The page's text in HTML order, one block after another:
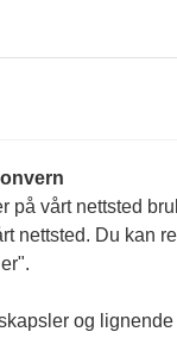
på vårt nettsted
nettsted. Du kan
og